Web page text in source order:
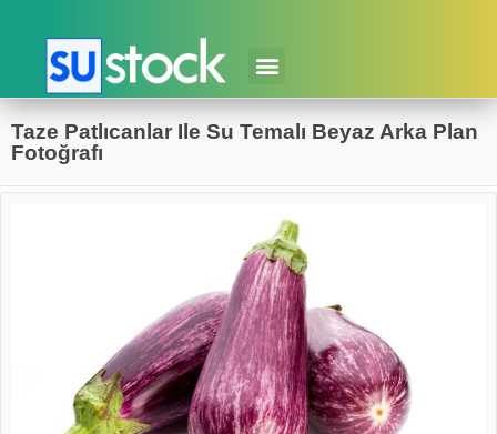
Taze Patlıcanlar Ile Su Temalı Beyaz Arka Plan
Fotoğrafı